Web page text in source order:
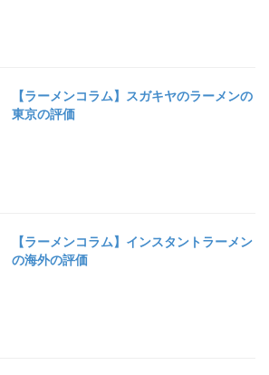
【ラーメンコラム】スガキヤのラーメンの
東京の評価
【ラーメンコラム】インスタントラーメン
の海外の評価